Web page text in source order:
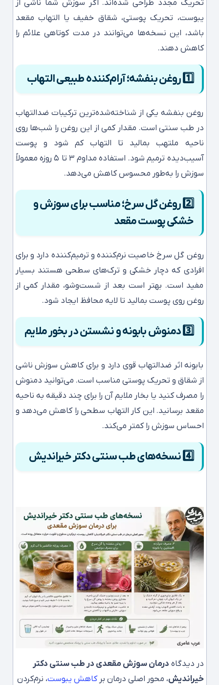
تحریک مجدد طراحی شده‌اند. اگر سوزش شما ناشی از
یبوست، تحریک پوستی، شقاق خفیف یا التهاب مقعد
باشد، این نسخه‌ها می‌توانند در مدت کوتاهی علائم را
کاهش دهند.
1️⃣روغن بنفشه؛ آرام‌کننده طبیعی التهاب
روغن بنفشه یکی از شناخته‌شده‌ترین ترکیبات ضدالتهاب
در طب سنتی است. مقدار کمی از این روغن را شب‌ها روی
ناحیه ملتهب بمالید تا التهاب کم شود و پوست
آسیب‌دیده ترمیم شود. استفاده مداوم ۳ تا ۵ روزه معمولاً
سوزش را به‌طور محسوس کاهش می‌دهد.
2️⃣روغن گل سرخ؛ مناسب برای سوزش و
خشکی پوست مقعد
روغن گل سرخ خاصیت نرم‌کننده و ترمیم‌کننده دارد و برای
افرادی که دچار خشکی و ترک‌های سطحی هستند بسیار
مفید است. بهتر است بعد از شست‌وشو، مقدار کمی از
روغن روی پوست بمالید تا لایه محافظ ایجاد شود.
3️⃣دمنوش بابونه و نشستن در بخور ملایم
بابونه اثر ضدالتهاب قوی دارد و برای کاهش سوزش ناشی
از شقاق و تحریک پوستی مناسب است. می‌توانید دمنوش
را مصرف کنید یا بخار ملایم آن را برای چند دقیقه به ناحیه
مقعد برسانید. این کار التهاب سطحی را کاهش می‌دهد و
احساس سوزش را کمتر می‌کند.
4️⃣نسخه‌های طب سنتی دکتر خیراندیش
در دیدگاه درمان سوزش مقعدی در طب سنتی دکتر
خیراندیش، محور اصلی درمان برکاهش یبوست، نرم‌کردن